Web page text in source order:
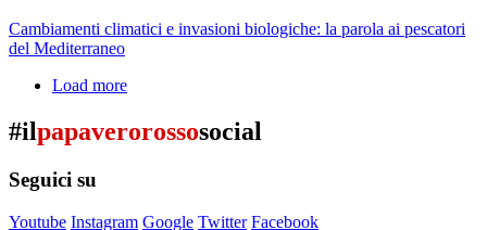
Cambiamenti climatici e invasioni biologiche: la parola ai pescatori
del Mediterraneo
Load more
#ilpapaverorossosocial
Seguici su
Youtube Instagram Google Twitter Facebook